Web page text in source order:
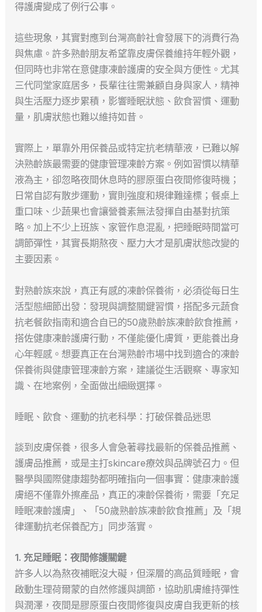
得護膚變成了例行公事。
這些現象，其實對應到台灣高齡社會發展下的消費行為
與焦慮。許多熟齡朋友希望靠皮膚保養維持年輕外觀，
但同時也非常在意健康凍齡護膚的安全與方便性。尤其
三代同堂家庭居多，長輩往往需兼顧自身與家人，精神
與生活壓力逐步累積，影響睡眠狀態、飲食習慣、運動
量，肌膚狀態也難以維持如昔。
實際上，單靠外用保養品或特定抗老精華液，已難以解
決熟齡族最需要的健康管理凍齡方案。例如習慣以精華
液為主，卻忽略夜間休息時的膠原蛋白夜間修復時機；
日常自認有散步運動，實則強度和規律難達標；餐桌上
重口味、少蔬果也會讓營養素無法發揮自由基對抗策
略。加上不少上班族、家管作息混亂，把睡眠時間當可
調節彈性，其實長期熬夜、壓力大才是肌膚狀態改變的
主要因素。
對熟齡族來說，真正有感的凍齡保養術，必須從每日生
活型態細節出發：發現與調整關鍵習慣，搭配多元蔬食
抗老餐飲指南和適合自已的50歲熟齡族凍齡飲食推薦，
搭佐健康凍齡護膚行動，不僅能優化膚質，更能養出身
心年輕感。想要真正在台灣熟齡市場中找到適合的凍齡
保養術與健康管理凍齡方案，建議從生活觀察、專家知
識、在地案例，全面做出細緻選擇。
睡眠、飲食、運動的抗老科學：打破保養品迷思
談到皮膚保養，很多人會急著尋找最新的保養品推薦、
護膚品推薦，或是主打skincare療效與品牌號召力。但
醫學與國際健康趨勢都明確指向一個事實：健康凍齡護
膚絕不僅靠外擦產品，真正的凍齡保養術，需要「充足
睡眠凍齡護膚」、「50歲熟齡族凍齡飲食推薦」及「規
律運動抗老保養配方」同步落實。
1. 充足睡眠：夜間修護關鍵
許多人以為熬夜補眠沒大礙，但深層的高品質睡眠，會
啟動生理荷爾蒙的自然修護與調節，協助肌膚維持彈性
與潤澤，夜間是膠原蛋白夜間修復與皮膚自我更新的核